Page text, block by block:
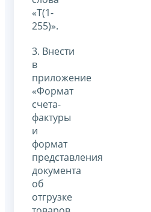
«Т(1-
255)».
3. Внести
в
приложение
«Формат
счета-
фактуры
и
формат
представления
документа
об
отгрузке